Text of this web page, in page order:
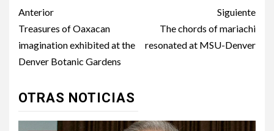
Post
navigation
Anterior
Treasures of Oaxacan
imagination exhibited at the
Denver Botanic Gardens
Siguiente
The chords of mariachi
resonated at MSU-Denver
OTRAS NOTICIAS